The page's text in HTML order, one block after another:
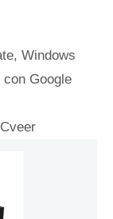
,Windows
Google